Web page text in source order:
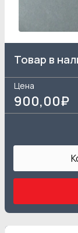
Товар в
Цена
900,00₽